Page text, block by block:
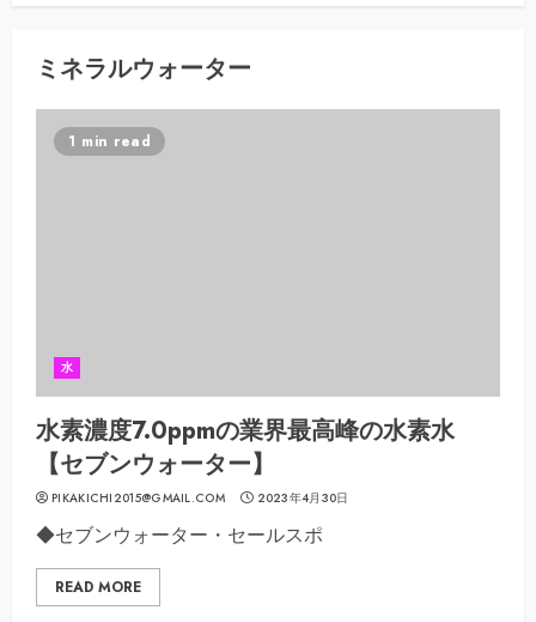
ミネラルウォーター
1 min read
水
水素濃度7.0ppmの業界最高峰の水素水
【セブンウォーター】
PIKAKICHI2015@GMAIL.COM 2023年4月30日
◆セブンウォーター・セールスポ
READ MORE